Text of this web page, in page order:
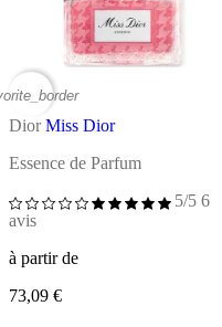
Dior Miss Dior
Essence de Parfum
5/5 6
avis
à partir de
73,09 €